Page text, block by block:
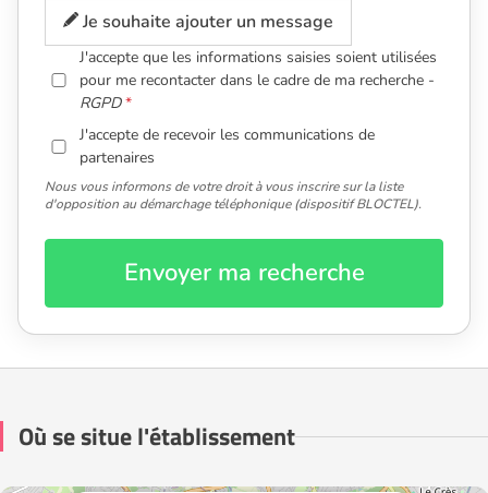
Je souhaite ajouter un message
J'accepte que les informations saisies soient utilisées
pour me recontacter dans le cadre de ma recherche -
RGPD
J'accepte de recevoir les communications de
partenaires
Nous vous informons de votre droit à vous inscrire sur la liste
d'opposition au démarchage téléphonique (dispositif BLOCTEL).
Envoyer ma recherche
Où se situe l'établissement